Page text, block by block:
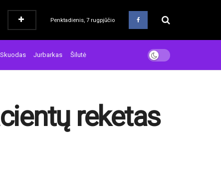
Penktadienis, 7 rugpjūčio
Skuodas Jurbarkas Šilutė
reketas